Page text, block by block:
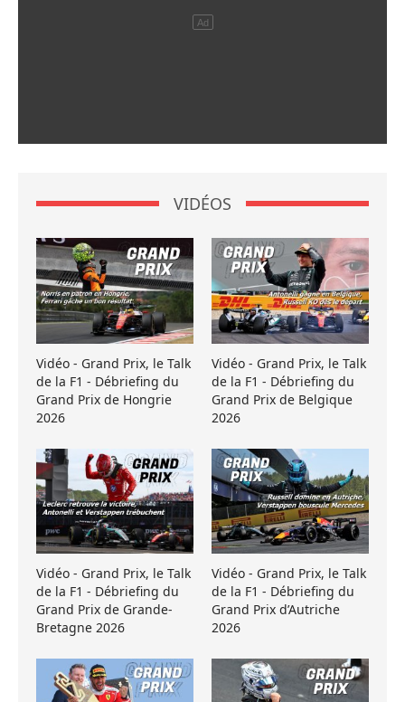
VIDÉOS
Vidéo - Grand Prix, le Talk
de la F1 - Débriefing du
Grand Prix de Hongrie
2026
Vidéo - Grand Prix, le Talk
de la F1 - Débriefing du
Grand Prix de Belgique
2026
Vidéo - Grand Prix, le Talk
de la F1 - Débriefing du
Grand Prix de Grande-
Bretagne 2026
Vidéo - Grand Prix, le Talk
de la F1 - Débriefing du
Grand Prix d’Autriche
2026